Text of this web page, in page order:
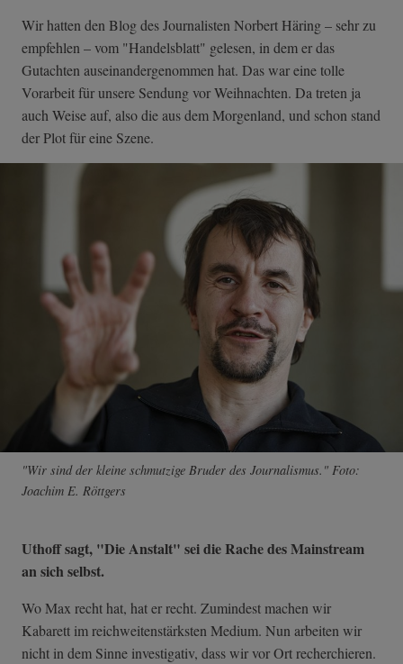
Wir hatten den Blog des Journalisten Norbert Häring – sehr zu
empfehlen – vom "Handelsblatt" gelesen, in dem er das
Gutachten auseinandergenommen hat. Das war eine tolle
Vorarbeit für unsere Sendung vor Weihnachten. Da treten ja
auch Weise auf, also die aus dem Morgenland, und schon stand
der Plot für eine Szene.
"Wir sind der kleine schmutzige Bruder des Journalismus." Foto:
Joachim E. Röttgers
Uthoff sagt, "Die Anstalt" sei die Rache des Mainstream
an sich selbst.
Wo Max recht hat, hat er recht. Zumindest machen wir
Kabarett im reichweitenstärksten Medium. Nun arbeiten wir
nicht in dem Sinne investigativ, dass wir vor Ort recherchieren.